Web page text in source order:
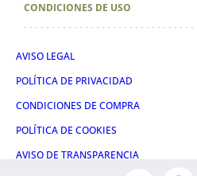
CONDICIONES DE USO
AVISO LEGAL
POLÍTICA DE PRIVACIDAD
CONDICIONES DE COMPRA
POLÍTICA DE COOKIES
AVISO DE TRANSPARENCIA